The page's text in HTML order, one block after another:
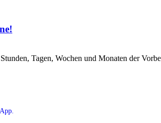
Tagen, Wochen und Monaten der